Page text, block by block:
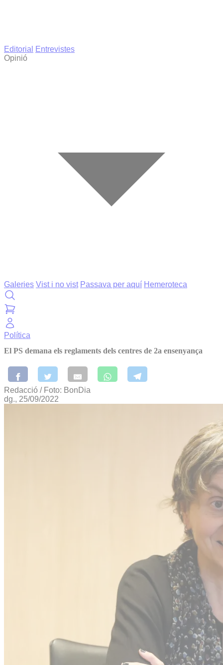
Editorial
Entrevistes
Opinió
Galeries Vist i no vist Passava per aquí Hemeroteca
Política
El PS demana els reglaments dels centres de 2a ensenyança
Redacció / Foto: BonDia
dg., 25/09/2022